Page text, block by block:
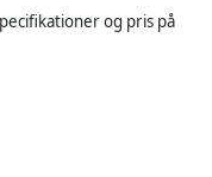
og pris på